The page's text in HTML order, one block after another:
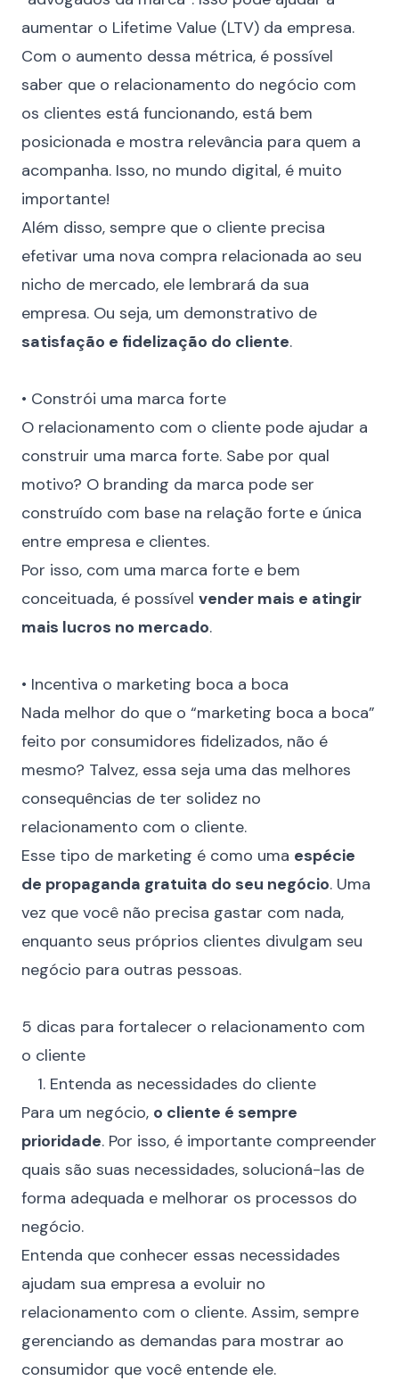
aumentar o Lifetime Value (LTV) da empresa.
Com o aumento dessa métrica, é possível
saber que o relacionamento do negócio com
os clientes está funcionando, está bem
posicionada e mostra relevância para quem a
acompanha. Isso, no mundo digital, é muito
importante!
Além disso, sempre que o cliente precisa
efetivar uma nova compra relacionada ao seu
nicho de mercado, ele lembrará da sua
empresa. Ou seja, um demonstrativo de
satisfação e fidelização do cliente.
• Constrói uma marca forte
O relacionamento com o cliente pode ajudar a
construir uma marca forte. Sabe por qual
motivo? O branding da marca pode ser
construído com base na relação forte e única
entre empresa e clientes.
Por isso, com uma marca forte e bem
conceituada, é possível vender mais e atingir
mais lucros no mercado.
• Incentiva o marketing boca a boca
Nada melhor do que o “marketing boca a boca”
feito por consumidores fidelizados, não é
mesmo? Talvez, essa seja uma das melhores
consequências de ter solidez no
relacionamento com o cliente.
Esse tipo de marketing é como uma espécie
de propaganda gratuita do seu negócio. Uma
vez que você não precisa gastar com nada,
enquanto seus próprios clientes divulgam seu
negócio para outras pessoas.
5 dicas para fortalecer o relacionamento com
o cliente
⠀ 1. Entenda as necessidades do cliente
Para um negócio, o cliente é sempre
prioridade. Por isso, é importante compreender
quais são suas necessidades, solucioná-las de
forma adequada e melhorar os processos do
negócio.
Entenda que conhecer essas necessidades
ajudam sua empresa a evoluir no
relacionamento com o cliente. Assim, sempre
gerenciando as demandas para mostrar ao
consumidor que você entende ele.